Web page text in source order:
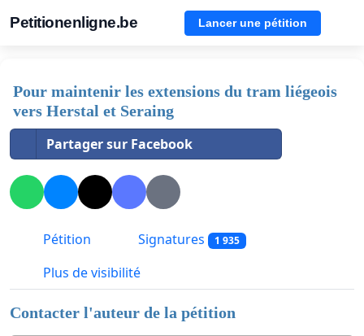
Petitionenligne.be Lancer une pétition
Pour maintenir les extensions du tram liégeois
vers Herstal et Seraing
Partager sur Facebook
Pétition Signatures 1 935
Plus de visibilité
Contacter l'auteur de la pétition